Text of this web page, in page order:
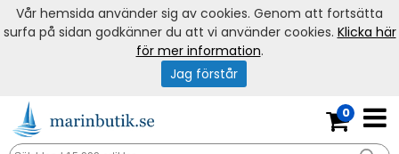
0
Vår hemsida använder sig av cookies. Genom att fortsätta
surfa på sidan godkänner du att vi använder cookies. Klicka här
för mer information.
Jag förstår